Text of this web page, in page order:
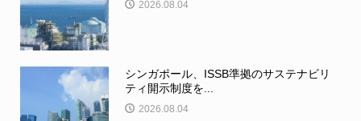
2026.08.04
シンガポール、ISSB準拠のサステナビリ
ティ開示制度を...
2026.08.04